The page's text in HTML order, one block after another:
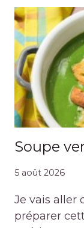
Soupe
5 août 2026
Je vais aller
préparer